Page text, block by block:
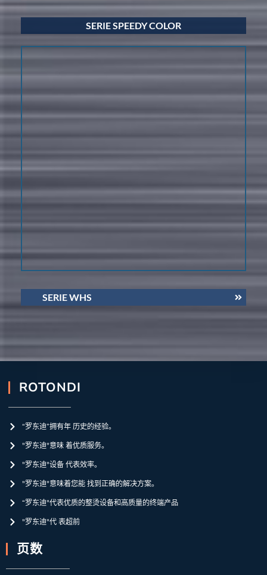
SERIE SPEEDY COLOR
SERIE WHS
ROTONDI
“罗东迪”拥有年 历史的经验。
"罗东迪"意味 着优质服务。
"罗东迪"设备 代表效率。
"罗东迪"意味着您能 找到正确的解决方案。
“罗东迪"代表优质的整烫设备和高质量的终端产品
"罗东迪"代 表超前
页数